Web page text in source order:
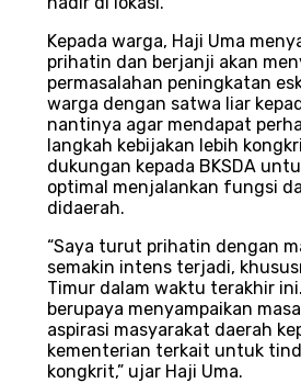
Kepada warga, Haji Uma
prihatin dan berjanji akan
permasalahan peningkatan
warga dengan satwa liar
nantinya agar mendapat
langkah kebijakan lebih
dukungan kepada BKSDA
optimal menjalankan fungsi
didaerah.
“Saya turut prihatin dengan
semakin intens terjadi,
Timur dalam waktu terakhir
berupaya menyampaikan
aspirasi masyarakat daerah
kementerian terkait untuk
kongkrit,” ujar Haji Uma.